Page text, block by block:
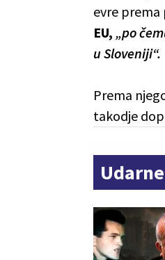
evre prema
EU, „po
u Sloveniji“.
Prema
takodje